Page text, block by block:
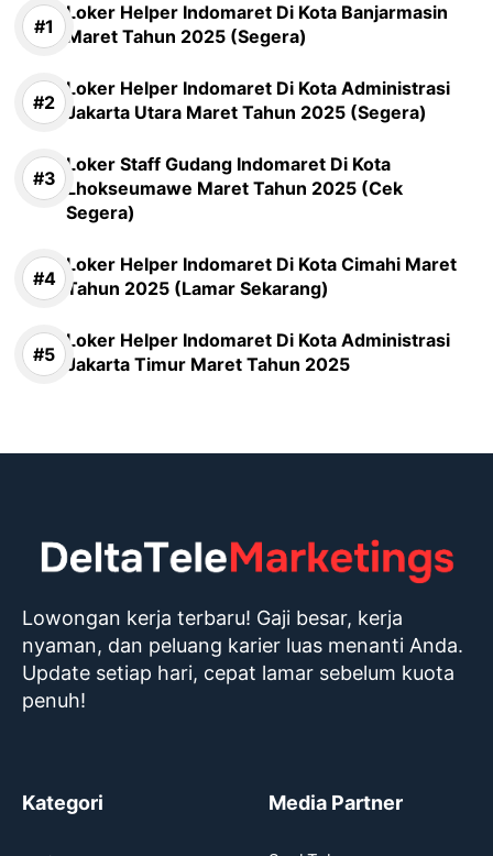
Loker Helper Indomaret Di Kota Banjarmasin
Maret Tahun 2025 (Segera)
Loker Helper Indomaret Di Kota Administrasi
Jakarta Utara Maret Tahun 2025 (Segera)
Loker Staff Gudang Indomaret Di Kota
Lhokseumawe Maret Tahun 2025 (Cek
Segera)
Loker Helper Indomaret Di Kota Cimahi Maret
Tahun 2025 (Lamar Sekarang)
Loker Helper Indomaret Di Kota Administrasi
Jakarta Timur Maret Tahun 2025
Lowongan kerja terbaru! Gaji besar, kerja
nyaman, dan peluang karier luas menanti Anda.
Update setiap hari, cepat lamar sebelum kuota
penuh!
Kategori Media Partner